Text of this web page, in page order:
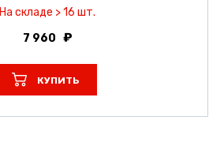
На складе > 16 шт.
7 960
КУПИТЬ